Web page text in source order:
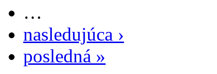
…
nasledujúca ›
posledná »